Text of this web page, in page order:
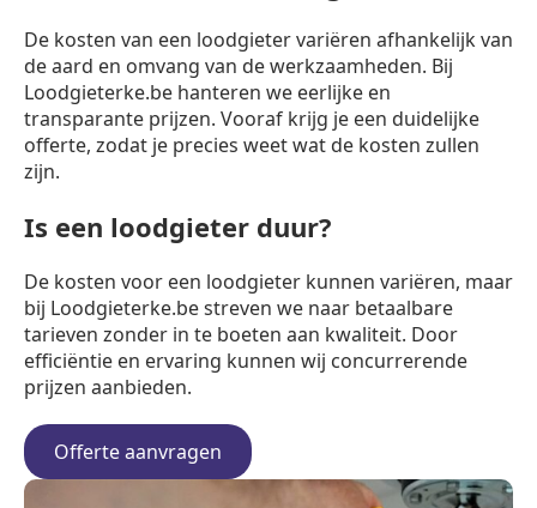
De kosten van een loodgieter variëren afhankelijk van
de aard en omvang van de werkzaamheden. Bij
Loodgieterke.be hanteren we eerlijke en
transparante prijzen. Vooraf krijg je een duidelijke
offerte, zodat je precies weet wat de kosten zullen
zijn.
Is een loodgieter duur?
De kosten voor een loodgieter kunnen variëren, maar
bij Loodgieterke.be streven we naar betaalbare
tarieven zonder in te boeten aan kwaliteit. Door
efficiëntie en ervaring kunnen wij concurrerende
prijzen aanbieden.
Offerte aanvragen